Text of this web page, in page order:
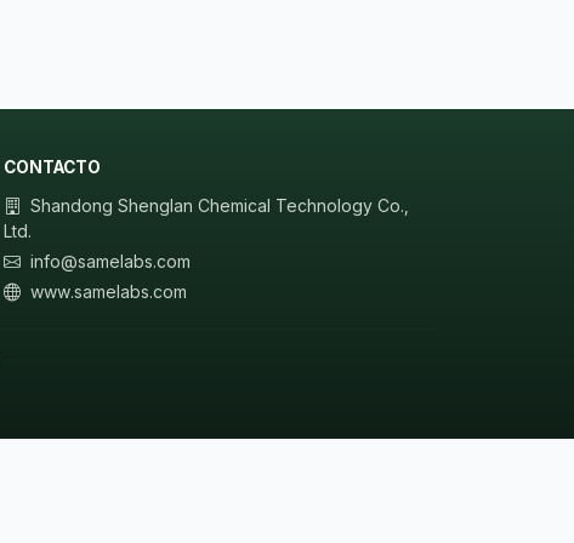
CONTACTO
Shandong Shenglan Chemical Technology Co.,
Ltd.
info@samelabs.com
www.samelabs.com